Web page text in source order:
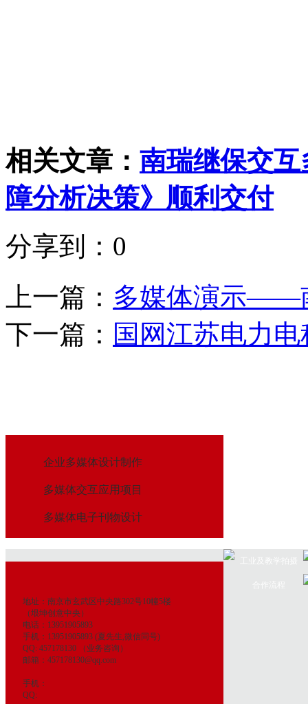
相关文章： 南瑞继保交
障分析决策》顺利交付
分享到： 0
上一篇： 多媒体演示——
下一篇： 国网江苏电力
企业多媒体设计制作
多媒体交互应用项目
多媒体电子刊物设计
地址：南京市玄武区中央路302号10幢5楼
（垠坤创意中央）
电话：13951905893
手机：13951905893 (夏先生,微信同号)
QQ: 457178130 （业务咨询）
邮箱：457178130@qq.com
手机：
QQ:
工业及教学拍摄